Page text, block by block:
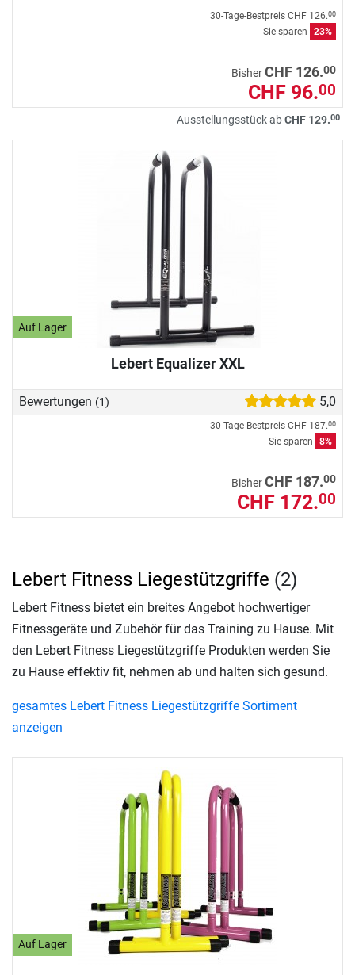
30-Tage-Bestpreis CHF 126.00
Sie sparen 23%
BisherCHF 126.00
CHF 96.00
Ausstellungsstück abCHF 129.00
Auf Lager
Lebert Equalizer XXL
Bewertungen (1) 5,0
30-Tage-Bestpreis CHF 187.00
Sie sparen 8%
BisherCHF 187.00
CHF 172.00
Auf Lager
Lebert Fitness Liegestützgriffe (2)
Lebert Fitness bietet ein breites Angebot hochwertiger
Fitnessgeräte und Zubehör für das Training zu Hause. Mit
den Lebert Fitness Liegestützgriffe Produkten werden Sie
zu Hause effektiv fit, nehmen ab und halten sich gesund.
gesamtes Lebert Fitness Liegestützgriffe Sortiment
anzeigen